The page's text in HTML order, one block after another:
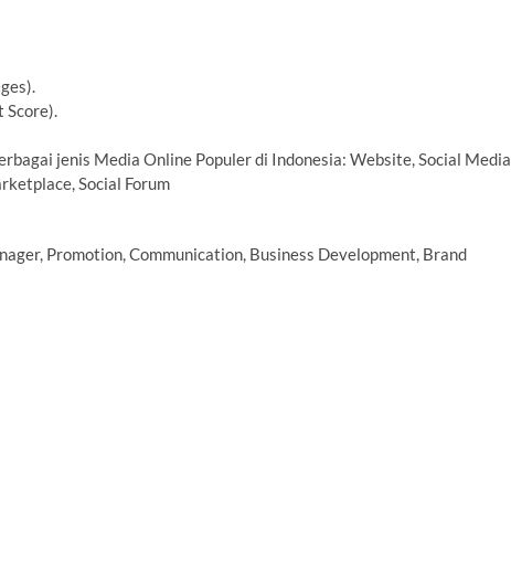
Score).
jenis Media Online Populer di Indonesia: Website, Social Media
Social Forum
Promotion, Communication, Business Development, Brand